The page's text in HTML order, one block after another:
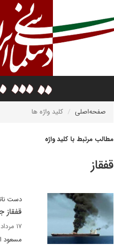
صفحه‌اصلی کلید واژه ها
مطالب مرتبط با کلید واژه
قفقاز
دست
قفقاز
۱۷ مرداد ۱۴۰۵
مسعود